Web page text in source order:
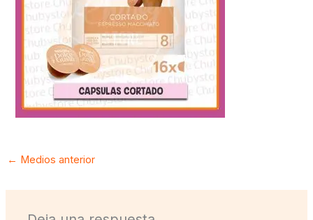
← Medios anterior